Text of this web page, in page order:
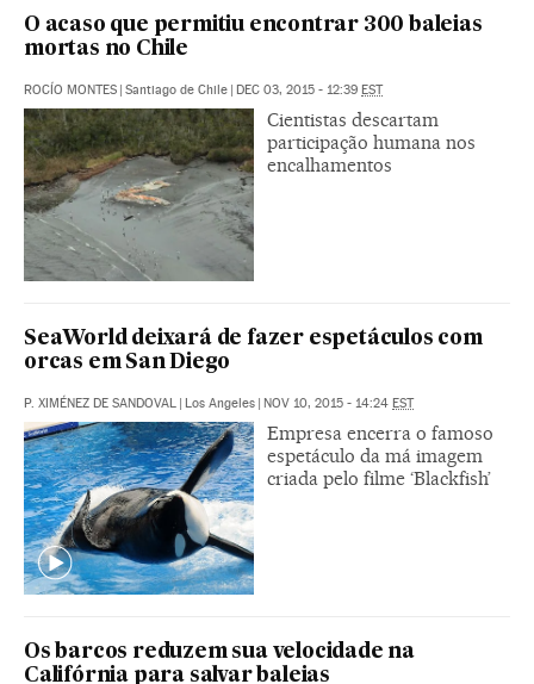
O acaso que permitiu encontrar 300 baleias
mortas no Chile
ROCÍO MONTES | Santiago de Chile | DEC 03, 2015 - 12:39 EST
Cientistas descartam
participação humana nos
encalhamentos
SeaWorld deixará de fazer espetáculos com
orcas em San Diego
P. XIMÉNEZ DE SANDOVAL | Los Angeles | NOV 10, 2015 - 14:24 EST
Empresa encerra o famoso
espetáculo da má imagem
criada pelo filme ‘Blackfish’
Os barcos reduzem sua velocidade na
Califórnia para salvar baleias